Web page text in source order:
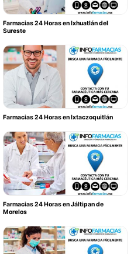
Farmacias 24 Horas en Ixhuatlán del
Sureste
Farmacias 24 Horas en Ixtaczoquitlán
Farmacias 24 Horas en Jáltipan de
Morelos